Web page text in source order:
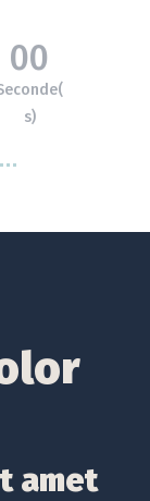
00
s)
amet